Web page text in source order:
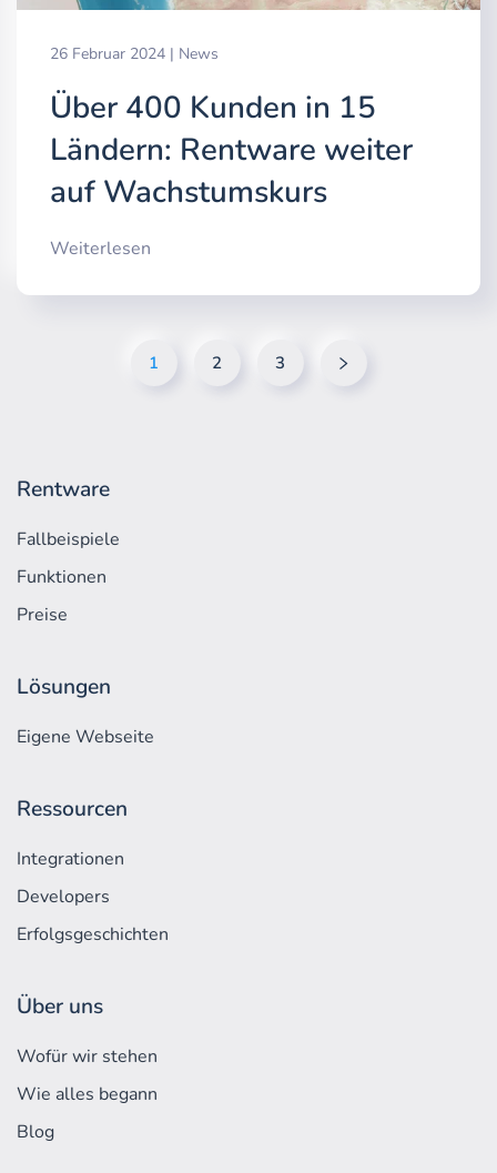
26 Februar 2024 | News
Über 400 Kunden in 15
Ländern: Rentware weiter
auf Wachstumskurs
Weiterlesen
1 2 3
Rentware
Fallbeispiele
Funktionen
Preise
Lösungen
Eigene Webseite
Ressourcen
Integrationen
Developers
Erfolgs­geschichten
Über uns
Wofür wir stehen
Wie alles begann
Blog